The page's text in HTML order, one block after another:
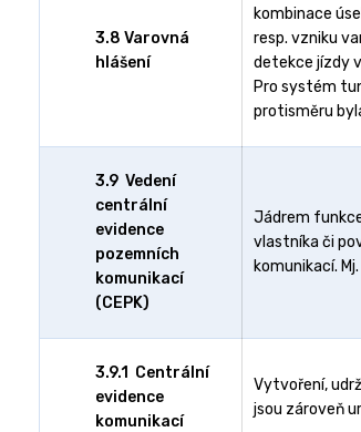
3.8 Varovná
hlášení
kombinace
resp. vzniku
detekce jízdy
Pro systém
protisměru
3.9 Vedení
centrální
evidence
pozemních
komunikací
(CEPK)
Jádrem
vlastníka či
komunikací.
3.9.1 Centrální
evidence
komunikací
Vytvoření,
jsou zároveň